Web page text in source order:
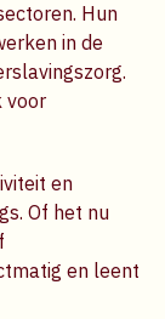
Hun
in de
voor
en
Of het nu
en leent